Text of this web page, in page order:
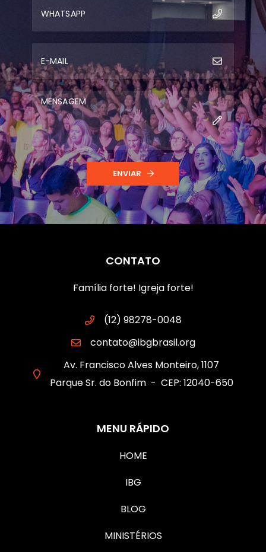
ENVIAR
CONTATO
Família forte! Igreja forte!
(12) 98278-0048
contato@ibgbrasil.org
Av. Francisco Alves Monteiro, 1107
Parque Sr. do Bonfim - CEP: 12040-650
MENU RÁPIDO
HOME
IBG
BLOG
MINISTÉRIOS